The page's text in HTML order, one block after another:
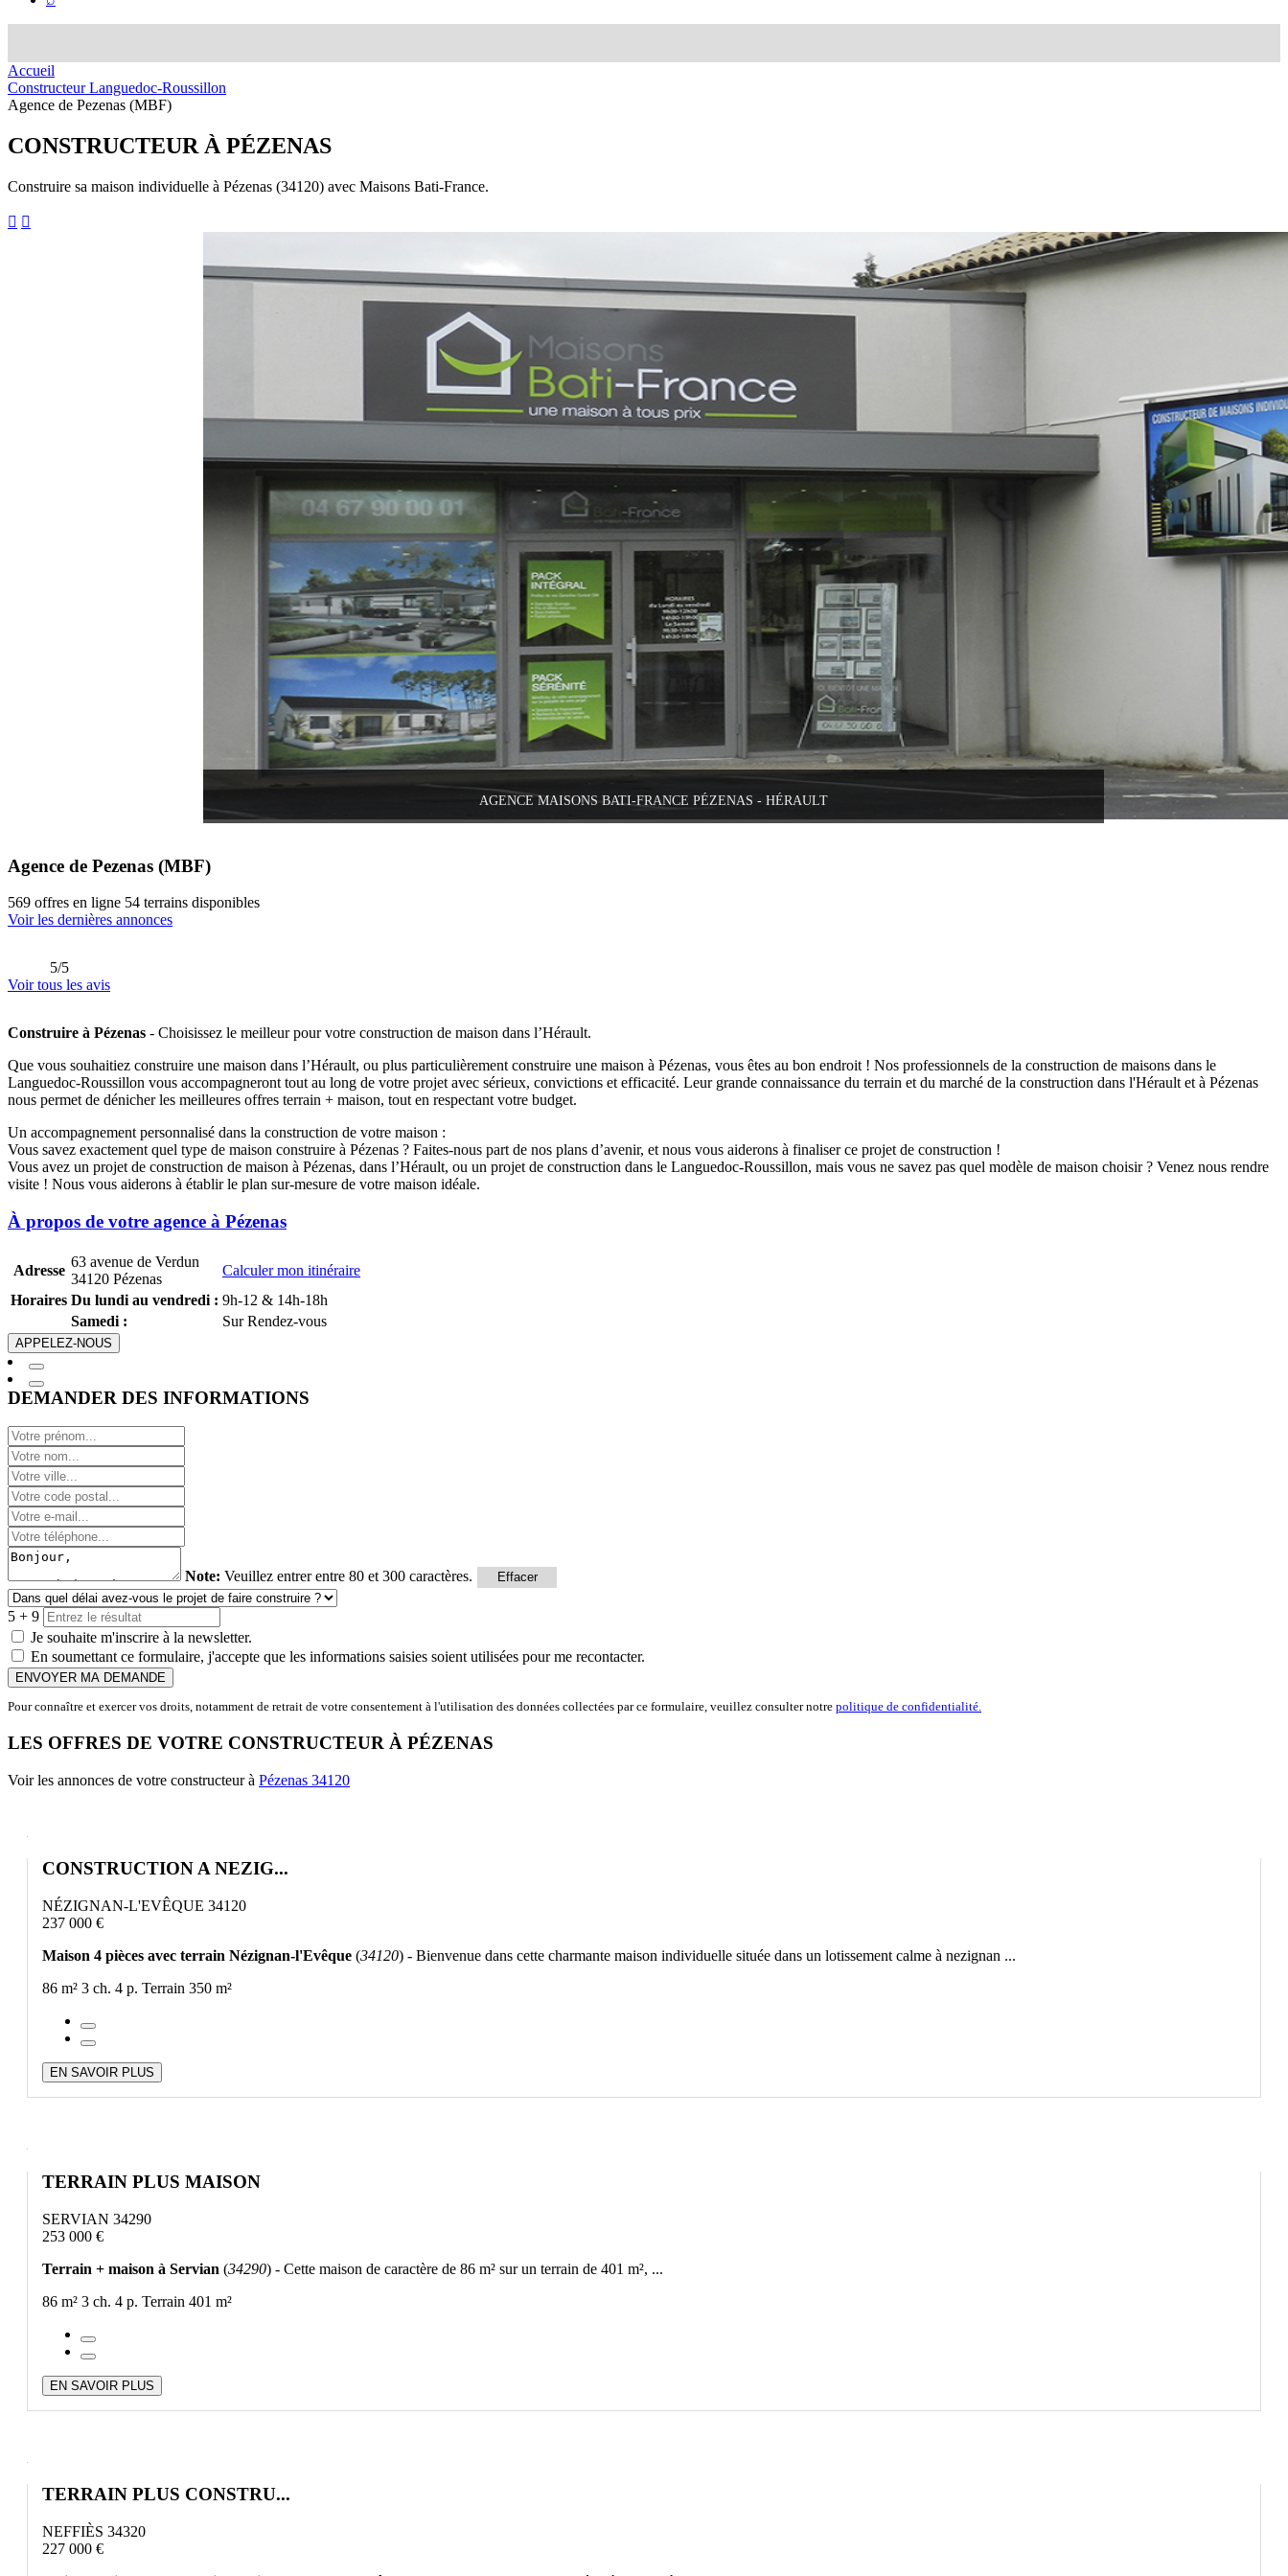
Accueil
Constructeur Languedoc-Roussillon
Agence de Pezenas (MBF)
CONSTRUCTEUR À PÉZENAS
Construire sa maison individuelle à Pézenas (34120) avec Maisons Bati-France.
 
AGENCE MAISONS BATI-FRANCE PÉZENAS - HÉRAULT
Agence de Pezenas (MBF)
569 offres en ligne 54 terrains disponibles
Voir les dernières annonces
5/5
Voir tous les avis
Construire à Pézenas - Choisissez le meilleur pour votre construction de maison dans l’Hérault.
Que vous souhaitiez construire une maison dans l’Hérault, ou plus particulièrement construire une maison à Pézenas, vous êtes au bon endroit ! Nos professionnels de la construction de maisons dans le
Languedoc-Roussillon vous accompagneront tout au long de votre projet avec sérieux, convictions et efficacité. Leur grande connaissance du terrain et du marché de la construction dans l'Hérault et à Pézenas
nous permet de dénicher les meilleures offres terrain + maison, tout en respectant votre budget.
Un accompagnement personnalisé dans la construction de votre maison :
Vous savez exactement quel type de maison construire à Pézenas ? Faites-nous part de nos plans d’avenir, et nous vous aiderons à finaliser ce projet de construction !
Vous avez un projet de construction de maison à Pézenas, dans l’Hérault, ou un projet de construction dans le Languedoc-Roussillon, mais vous ne savez pas quel modèle de maison choisir ? Venez nous rendre
visite ! Nous vous aiderons à établir le plan sur-mesure de votre maison idéale.
À propos de votre agence à Pézenas
Adresse
63 avenue de Verdun
34120 Pézenas
Calculer mon itinéraire
Horaires Du lundi au vendredi : 9h-12 & 14h-18h
Samedi :
Sur Rendez-vous
APPELEZ-NOUS
DEMANDER DES INFORMATIONS
Note: Veuillez entrer entre 80 et 300 caractères. Effacer
5 + 9
Je souhaite m'inscrire à la newsletter.
En soumettant ce formulaire, j'accepte que les informations saisies soient utilisées pour me recontacter.
ENVOYER MA DEMANDE
Pour connaître et exercer vos droits, notamment de retrait de votre consentement à l'utilisation des données collectées par ce formulaire, veuillez consulter notre politique de confidentialité.
LES OFFRES DE VOTRE CONSTRUCTEUR À PÉZENAS
Voir les annonces de votre constructeur à Pézenas 34120
CONSTRUCTION A NEZIG...
NÉZIGNAN-L'EVÊQUE 34120
237 000 €
Maison 4 pièces avec terrain Nézignan-l'Evêque (34120) - Bienvenue dans cette charmante maison individuelle située dans un lotissement calme à nezignan ...
86 m² 3 ch. 4 p. Terrain 350 m²
EN SAVOIR PLUS
TERRAIN PLUS MAISON
SERVIAN 34290
253 000 €
Terrain + maison à Servian (34290) - Cette maison de caractère de 86 m² sur un terrain de 401 m², ...
86 m² 3 ch. 4 p. Terrain 401 m²
EN SAVOIR PLUS
TERRAIN PLUS CONSTRU...
NEFFIÈS 34320
227 000 €